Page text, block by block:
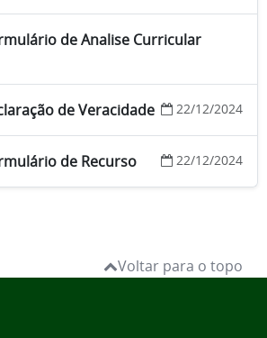
de Analise Curricular
de Veracidade 22/12/2024
de Recurso 22/12/2024
Voltar para o topo